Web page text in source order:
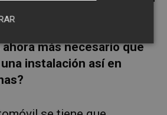
y que aspira a
es la
ahora más necesario que
instalación así en